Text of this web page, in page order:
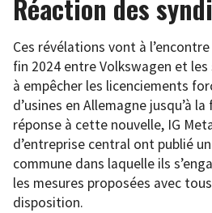
Réaction des
Ces révélations vont à
fin 2024 entre Volkswagen et
à empêcher les licenciements
d’usines en Allemagne jusqu’à
réponse à cette nouvelle, IG
d’entreprise central ont publié
commune dans laquelle ils
les mesures proposées avec
disposition.